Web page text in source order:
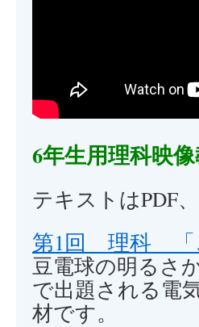
6年生用理科映
テキストはPDF
第1回 理科 「
豆電球の明るさ
で出題される電
材です。